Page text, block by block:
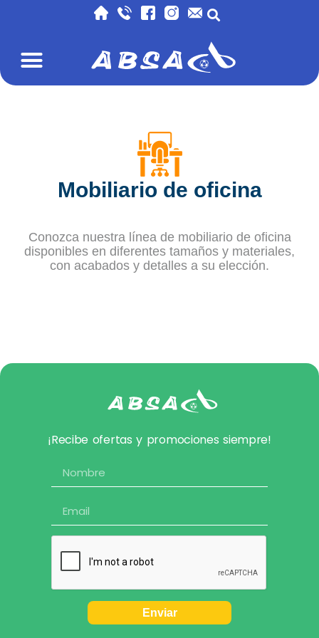
Mobiliario de oficina
Conozca nuestra línea de mobiliario de oficina
disponibles en diferentes tamaños y materiales,
con acabados y detalles a su elección.
¡Recibe ofertas y promociones siempre!
Enviar